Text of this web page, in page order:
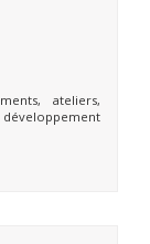
ateliers,